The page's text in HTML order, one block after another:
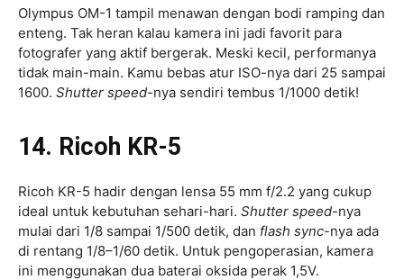
Olympus OM-1 tampil menawan dengan bodi ramping dan
enteng. Tak heran kalau kamera ini jadi favorit para
fotografer yang aktif bergerak. Meski kecil, performanya
tidak main-main. Kamu bebas atur ISO-nya dari 25 sampai
1600. Shutter speed-nya sendiri tembus 1/1000 detik!
14. Ricoh KR-5
Ricoh KR-5 hadir dengan lensa 55 mm f/2.2 yang cukup
ideal untuk kebutuhan sehari-hari. Shutter speed-nya
mulai dari 1/8 sampai 1/500 detik, dan flash sync-nya ada
di rentang 1/8–1/60 detik. Untuk pengoperasian, kamera
ini menggunakan dua baterai oksida perak 1,5V.